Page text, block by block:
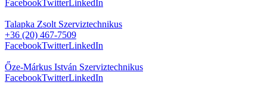
FacebookTwitterLinkedIn
Talapka Zsolt Szerviztechnikus
+36 (20) 467-7509
FacebookTwitterLinkedIn
Őze-Márkus István Szerviztechnikus
FacebookTwitterLinkedIn